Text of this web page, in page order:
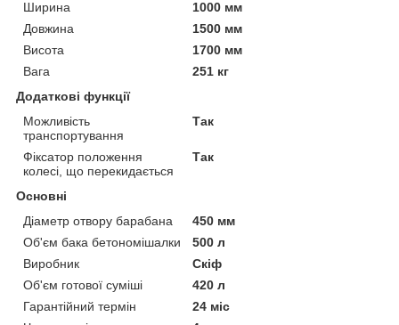
Ширина
1000 мм
Довжина
1500 мм
Висота
1700 мм
Вага
251 кг
Додаткові функції
Можливість
транспортування
Так
Фіксатор положення
колесі, що перекидається
Так
Основні
Діаметр отвору барабана
450 мм
Об'єм бака бетономішалки
500 л
Виробник
Скіф
Об'єм готової суміші
420 л
Гарантійний термін
24 міс